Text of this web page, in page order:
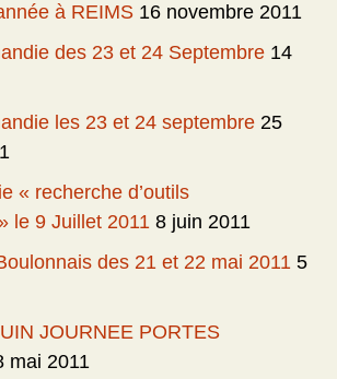
à REIMS 16 novembre 2011
des 23 et 24 Septembre 14
les 23 et 24 septembre 25
« recherche d’outils
le 9 Juillet 2011 8 juin 2011
des 21 et 22 mai 2011 5
JOURNEE PORTES
mai 2011